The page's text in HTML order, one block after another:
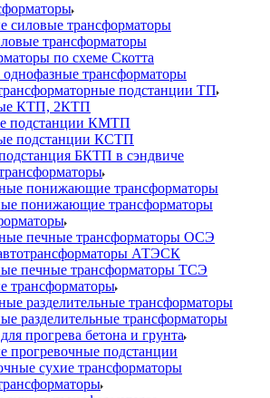
силовые трансформаторы
трансформаторы
по схеме Скотта
трансформаторы
подстанции ТП
КТП, 2КТП
подстанции КМТП
подстанции КСТП
БКТП в сэндвиче
понижающие трансформаторы
понижающие трансформаторы
печные трансформаторы ОСЭ
АТЭСК
печные трансформаторы ТСЭ
трансформаторы
разделительные трансформаторы
разделительные трансформаторы
прогрева бетона и грунта
прогревочные подстанции
сухие трансформаторы